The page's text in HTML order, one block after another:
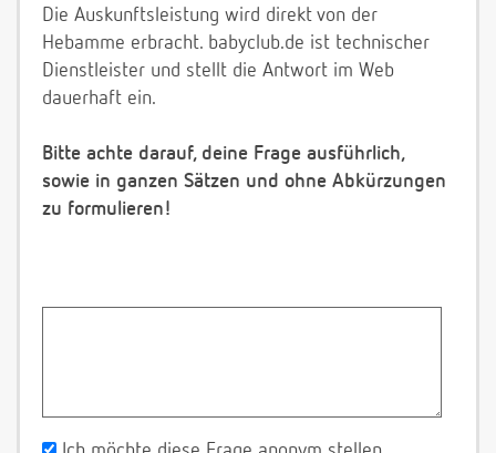
Die Auskunftsleistung wird direkt von der
Hebamme erbracht. babyclub.de ist technischer
Dienstleister und stellt die Antwort im Web
dauerhaft ein.
Bitte achte darauf, deine Frage ausführlich,
sowie in ganzen Sätzen und ohne Abkürzungen
zu formulieren!